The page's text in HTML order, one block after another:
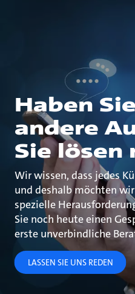
Haben
andere
Sie lösen
Wir wissen, dass jedes
und deshalb möchten
spezielle
Sie noch heute einen
erste unverbindliche
LASSEN SIE UNS REDEN